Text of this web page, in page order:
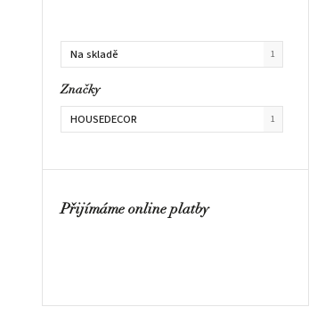
Na skladě 1
Značky
HOUSEDECOR 1
Přijímáme online platby